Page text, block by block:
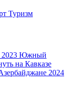
Туризм
Южный
на Кавказе
2024